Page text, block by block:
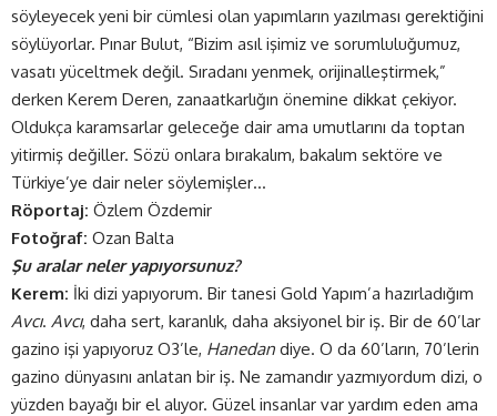
söyleyecek yeni bir cümlesi olan yapımların yazılması gerektiğini
söylüyorlar. Pınar Bulut, “Bizim asıl işimiz ve sorumluluğumuz,
vasatı yüceltmek değil. Sıradanı yenmek, orijinalleştirmek,”
derken Kerem Deren, zanaatkarlığın önemine dikkat çekiyor.
Oldukça karamsarlar geleceğe dair ama umutlarını da toptan
yitirmiş değiller. Sözü onlara bırakalım, bakalım sektöre ve
Türkiye’ye dair neler söylemişler…
Röportaj: Özlem Özdemir
Fotoğraf: Ozan Balta
Şu aralar neler yapıyorsunuz?
Kerem: İki dizi yapıyorum. Bir tanesi Gold Yapım’a hazırladığım
Avcı. Avcı, daha sert, karanlık, daha aksiyonel bir iş. Bir de 60’lar
gazino işi yapıyoruz O3’le, Hanedan diye. O da 60’ların, 70’lerin
gazino dünyasını anlatan bir iş. Ne zamandır yazmıyordum dizi, o
yüzden bayağı bir el alıyor. Güzel insanlar var yardım eden ama